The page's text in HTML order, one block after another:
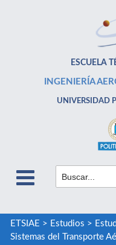
ESCUELA
INGENIERÍA
UNIVERSIDAD
ETSIAE > Estudios >
Sistemas del Transporte